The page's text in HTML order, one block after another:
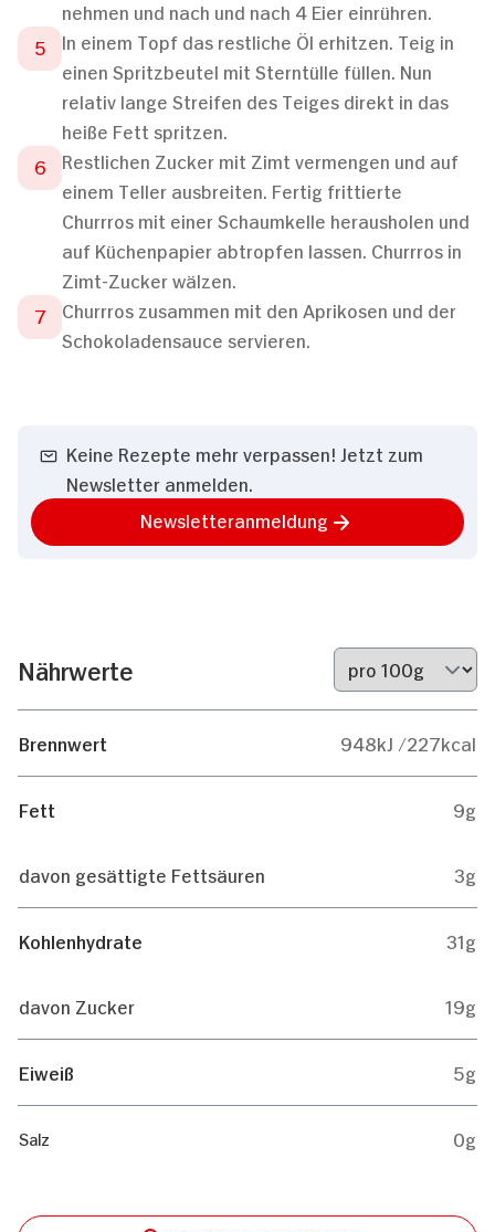
nehmen und nach und nach 4 Eier einrühren.
In einem Topf das restliche Öl erhitzen. Teig in
einen Spritzbeutel mit Sterntülle füllen. Nun
relativ lange Streifen des Teiges direkt in das
heiße Fett spritzen.
Restlichen Zucker mit Zimt vermengen und auf
einem Teller ausbreiten. Fertig frittierte
Churrros mit einer Schaumkelle herausholen und
auf Küchenpapier abtropfen lassen. Churrros in
Zimt-Zucker wälzen.
Churrros zusammen mit den Aprikosen und der
Schokoladensauce servieren.
Keine Rezepte mehr verpassen! Jetzt zum
Newsletter anmelden.
Newsletteranmeldung
Nährwerte
Brennwert 948kJ /227kcal
Fett 9g
davon gesättigte Fettsäuren 3g
Kohlenhydrate 31g
davon Zucker 19g
Eiweiß 5g
Salz 0g